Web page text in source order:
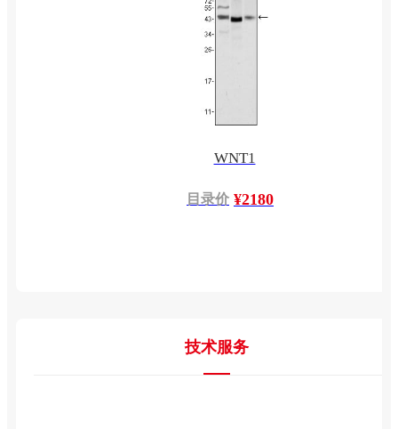
WNT1
目录价 ¥2180
技术服务